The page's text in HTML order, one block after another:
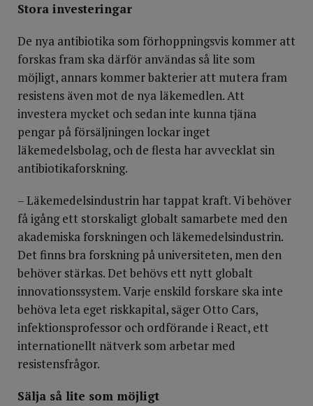
Stora investeringar
De nya antibiotika som förhoppningsvis kommer att
forskas fram ska därför användas så lite som
möjligt, annars kommer bakterier att mutera fram
resistens även mot de nya läkemedlen. Att
investera mycket och sedan inte kunna tjäna
pengar på försäljningen lockar inget
läkemedelsbolag, och de flesta har avvecklat sin
antibiotikaforskning.
– Läkemedelsindustrin har tappat kraft. Vi behöver
få igång ett storskaligt globalt samarbete med den
akademiska forskningen och läkemedelsindustrin.
Det finns bra forskning på universiteten, men den
behöver stärkas. Det behövs ett nytt globalt
innovationssystem. Varje enskild forskare ska inte
behöva leta eget riskkapital, säger Otto Cars,
infektionsprofessor och ordförande i React, ett
internationellt nätverk som arbetar med
resistensfrågor.
Sälja så lite som möjligt